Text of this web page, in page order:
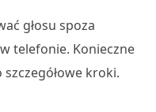
głosu spoza
telefonie. Konieczne
szczegółowe kroki.